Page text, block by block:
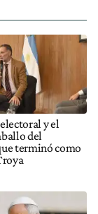
y el
del
terminó como